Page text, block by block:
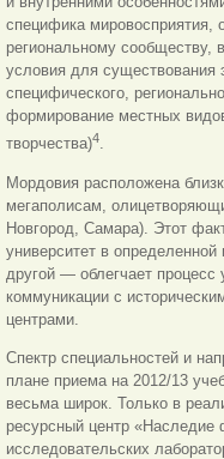
специфика мировосприятия,
региональному сообществу,
условия для существования
специфического,
формирование местных
творчества)4.
Мордовия расположена
мегаполисам,
Новгород, Самара). Этот
университет в
другой — облегчает
коммуникации с
центрами.
Спектр специальностей и
плане приема на 2012/13
весьма широк. Только в
ресурсный центр «Наследие
исследовательских